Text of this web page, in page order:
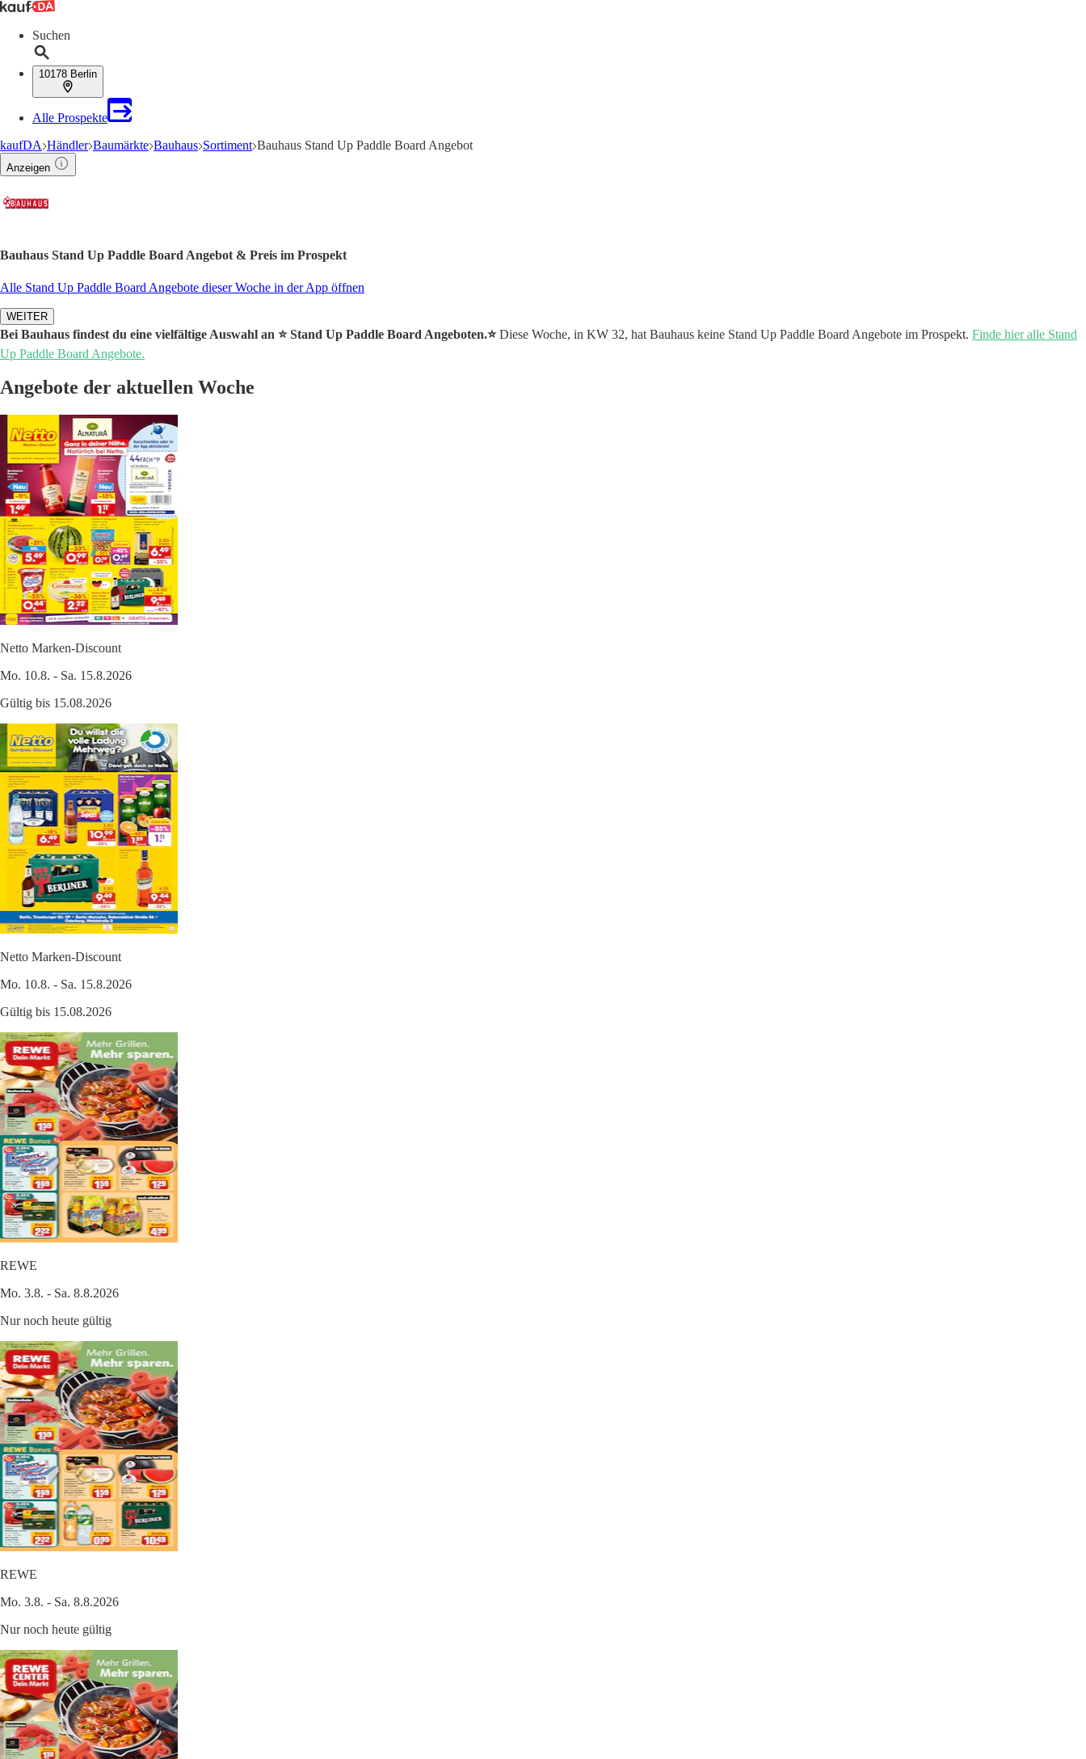
Suchen
10178 Berlin
Alle Prospekte
kaufDA Händler Baumärkte Bauhaus Sortiment Bauhaus Stand Up Paddle Board Angebot
Anzeigen
Bauhaus Stand Up Paddle Board Angebot & Preis im Prospekt
Alle Stand Up Paddle Board Angebote dieser Woche in der App öffnen
WEITER
Bei Bauhaus findest du eine vielfältige Auswahl an ⭐️ Stand Up Paddle Board Angeboten.⭐️Diese Woche, in KW 32, hat Bauhaus keine Stand Up Paddle Board Angebote im Prospekt. Finde hier alle Stand
Up Paddle Board Angebote.
Angebote der aktuellen Woche
Netto Marken-Discount
Mo. 10.8. - Sa. 15.8.2026
Gültig bis 15.08.2026
Netto Marken-Discount
Mo. 10.8. - Sa. 15.8.2026
Gültig bis 15.08.2026
REWE
Mo. 3.8. - Sa. 8.8.2026
Nur noch heute gültig
REWE
Mo. 3.8. - Sa. 8.8.2026
Nur noch heute gültig